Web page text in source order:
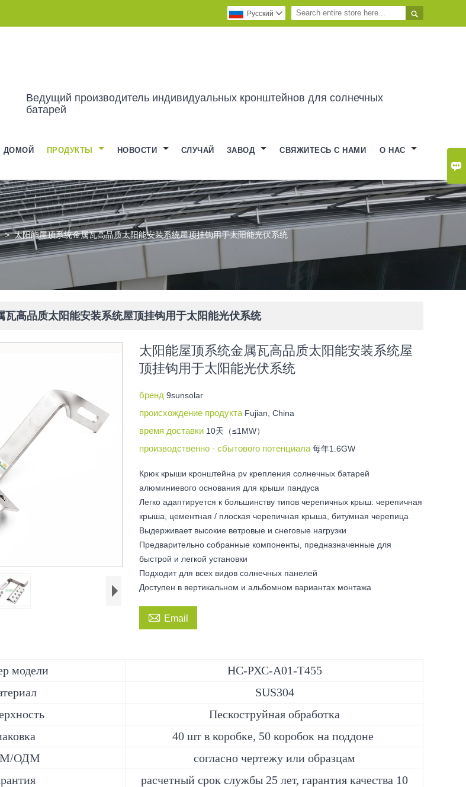


Pусский 
Ведущий производитель индивидуальных кронштейнов для солнечных
батарей
ДОМОЙ ПРОДУКТЫ НОВОСТИ СЛУЧАЙ ЗАВОД СВЯЖИТЕСЬ С НАМИ О НАС
> 太阳能屋顶系统金属瓦高品质太阳能安装系统屋顶挂钩用于太阳能光伏系统
瓦高品质太阳能安装系统屋顶挂钩用于太阳能光伏系统
太阳能屋顶系统金属瓦高品质太阳能安装系统屋
顶挂钩用于太阳能光伏系统
бренд9sunsolar
происхождение продукта Fujian, China
время доставки 10天（≤1MW）
производственно - сбытового потенциала每年1.6GW
Крюк крыши кронштейна pv крепления солнечных батарей
алюминиевого основания для крыши пандуса
Легко адаптируется к большинству типов черепичных крыш: черепичная
крыша, цементная / плоская черепичная крыша, битумная черепица
Выдерживает высокие ветровые и снеговые нагрузки
Предварительно собранные компоненты, предназначенные для
быстрой и легкой установки
Подходит для всех видов солнечных панелей
Доступен в вертикальном и альбомном вариантах монтажа
 Email
модели
НС-РХС-А01-Т455
SUS304
Пескоструйная обработка
40 шт в коробке, 50 коробок на поддоне
ОДМ
согласно чертежу или образцам
расчетный срок службы 25 лет, гарантия качества 10